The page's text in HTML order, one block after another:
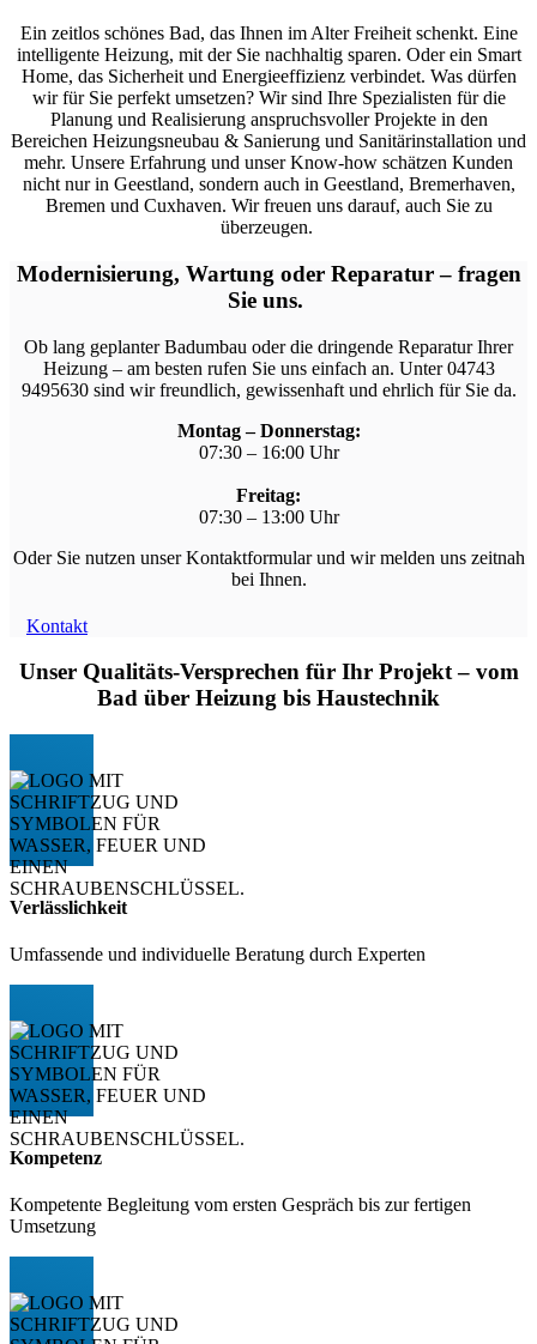
Ein zeitlos schönes Bad, das Ihnen im Alter Freiheit schenkt. Eine
intelligente Heizung, mit der Sie nachhaltig sparen. Oder ein Smart
Home, das Sicherheit und Energieeffizienz verbindet. Was dürfen
wir für Sie perfekt umsetzen? Wir sind Ihre Spezialisten für die
Planung und Realisierung anspruchsvoller Projekte in den
Bereichen Heizungsneubau & Sanierung und Sanitärinstallation und
mehr. Unsere Erfahrung und unser Know-how schätzen Kunden
nicht nur in Geestland, sondern auch in Geestland, Bremerhaven,
Bremen und Cuxhaven. Wir freuen uns darauf, auch Sie zu
überzeugen.
Modernisierung, Wartung oder Reparatur– fragen
Sie uns.
Ob lang geplanterBadumbau oder die dringende ReparaturIhrer
Heizung – am besten rufen Sie uns einfach an. Unter 04743
9495630 sind wir freundlich, gewissenhaft und ehrlich für Sie da.
Montag – Donnerstag:
07:30 – 16:00 Uhr
Freitag:
07:30 – 13:00 Uhr
Oder Sie nutzen unser Kontaktformular und wir melden uns zeitnah
bei Ihnen.
Kontakt
Unser Qualitäts-Versprechen für Ihr Projekt – vom
Bad über Heizung bis Haustechnik
Verlässlichkeit
Umfassende und individuelle Beratung durch Experten
Kompetenz
Kompetente Begleitung vom ersten Gespräch bis zur fertigen
Umsetzung